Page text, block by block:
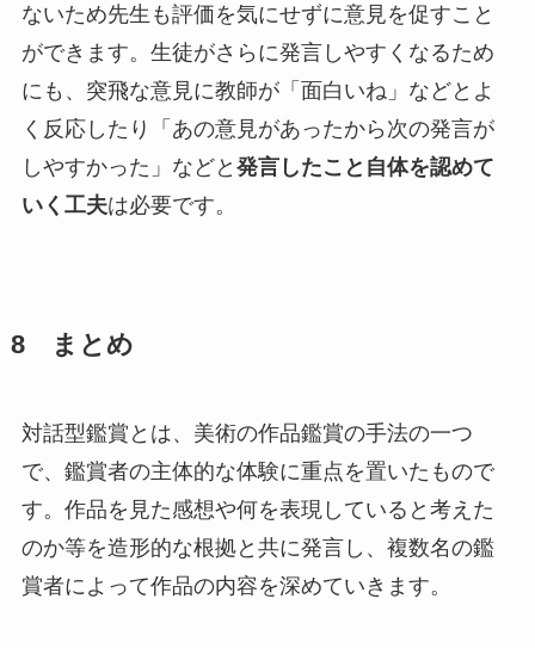
ないため先生も評価を気にせずに意見を促すこと
ができます。生徒がさらに発言しやすくなるため
にも、突飛な意見に教師が「面白いね」などとよ
く反応したり「あの意見があったから次の発言が
しやすかった」などと 発言したこと自体を認めて
いく工夫は必要です。
8 まとめ
対話型鑑賞とは、美術の作品鑑賞の手法の一つ
で、鑑賞者の主体的な体験に重点を置いたもので
す。作品を見た感想や何を表現していると考えた
のか等を造形的な根拠と共に発言し、複数名の鑑
賞者によって作品の内容を深めていきます。